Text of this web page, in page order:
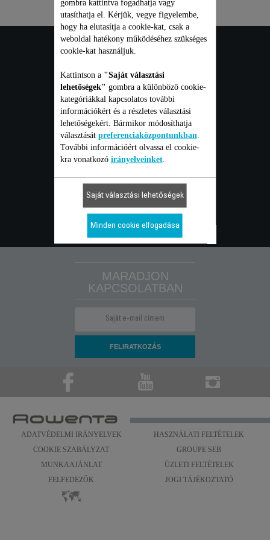
FOGYASZTÓI
szolgáltatások
GARANCIA
JAVÍTÁS
GYAKORI KÉRDÉSEK
KAPCSOLAT
MARADJON
KAPCSOLATBAN
ADATVÉDELMI IRÁNYELVEK
HASZNÁLATI FELTÉTELEK
COOKIE SZABÁLYZAT
GROUPE SEB
MUNKAAJÁNLAT
ÜZLETI FELTÉTELEK
FELFEDEZŐK
JOGI TÁJÉKOZTATÓ
gombra kattintva fogadhatja vagy
utasíthatja el. Kérjük, vegye figyelembe,
hogy ha elutasítja a cookie-kat, csak a
weboldal hatékony működéséhez szükséges
cookie-kat használjuk.
Kattintson a "Saját választási
lehetőségek" gombra a különböző cookie-
kategóriákkal kapcsolatos további
információkért és a részletes választási
lehetőségekért. Bármikor módosíthatja
választását preferenciaközpontunkban
További információért olvassa el cookie-
kra vonatkozó irányelveinket.
Saját választási lehetőségek
Minden cookie elfogadása